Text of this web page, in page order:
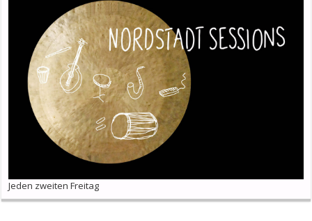
Jeden zweiten Freitag